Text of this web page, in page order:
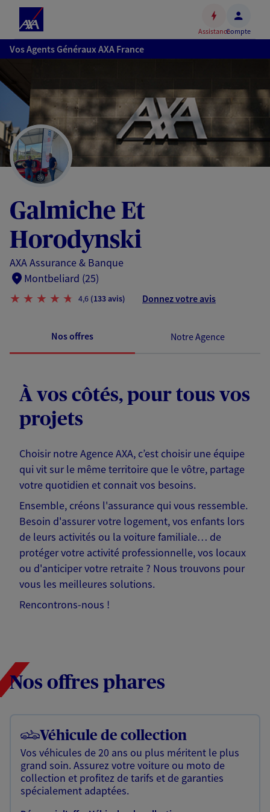
Accéder
au
Accéder
au
pied
de
page
AssistanceCompte
Vos Agents Généraux AXA France
Galmiche Et
Horodynski
AXA Assurance & Banque
Montbeliard (25)
4,6 (133 avis) Donnez votre avis
Nos offres Notre Agence
À vos côtés, pour tous vos
projets
Choisir notre Agence AXA, c’est choisir une équipe
qui vit sur le même territoire que le vôtre, partage
votre quotidien et connait vos besoins.
Ensemble, créons l'assurance qui vous ressemble.
Besoin d'assurer votre logement, vos enfants lors
de leurs activités ou la voiture familiale… de
protéger votre activité professionnelle, vos locaux
ou d'anticiper votre retraite ? Nous trouvons pour
vous les meilleures solutions.
Rencontrons-nous !
Nos offres phares
Véhicule de collection
Vos véhicules de 20 ans ou plus méritent le plus
grand soin. Assurez votre voiture ou moto de
collection et profitez de tarifs et de garanties
spécialement adaptées.